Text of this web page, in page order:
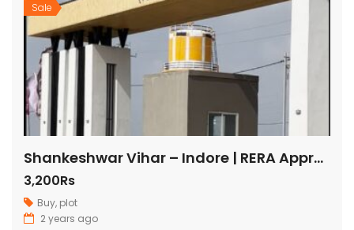
Sale
Shankeshwar Vihar – Indore | RERA Approved Plots
3,200Rs
Buy, plot
2 years ago